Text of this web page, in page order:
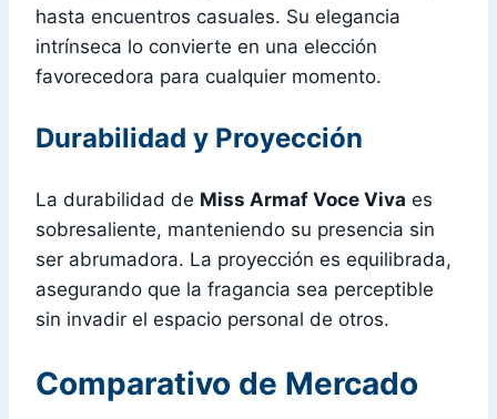
hasta encuentros casuales. Su elegancia
intrínseca lo convierte en una elección
favorecedora para cualquier momento.
Durabilidad y Proyección
La durabilidad de Miss Armaf Voce Viva es
sobresaliente, manteniendo su presencia sin
ser abrumadora. La proyección es equilibrada,
asegurando que la fragancia sea perceptible
sin invadir el espacio personal de otros.
Comparativo de Mercado